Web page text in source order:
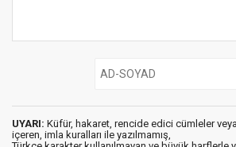
UYARI: Küfür, hakaret, rencide edici cümleler
içeren, imla kuralları ile yazılmamış,